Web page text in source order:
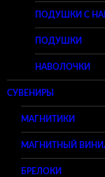
ПОДУШКИ С
ПОДУШКИ
НАВОЛОЧКИ
СУВЕНИРЫ
МАГНИТИКИ
МАГНИТНЫЙ
БРЕЛОКИ